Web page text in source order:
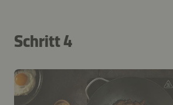
Schritt 4